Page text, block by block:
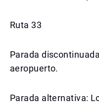
Ruta 33
Parada
aeropuerto.
Parada alternativa: